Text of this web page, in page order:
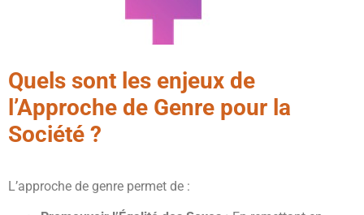
Quels sont les enjeux de
l’Approche de Genre pour la
Société ?
L’approche de genre permet de :